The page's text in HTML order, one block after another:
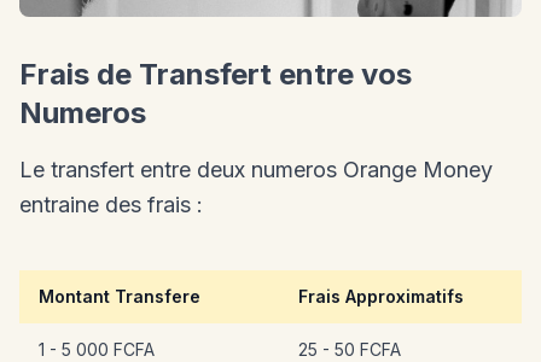
Frais de Transfert entre vos
Numeros
Le transfert entre deux numeros Orange Money
entraine des frais :
Montant Transfere Frais Approximatifs
1 - 5 000 FCFA 25 - 50 FCFA